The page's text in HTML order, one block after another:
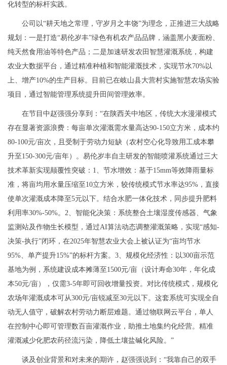
化转型的标杆实践。
公司以“耕天地之常理，守岁月之丰饶”为理念，正推进三大战略
规划：一是打造“易伦岁丰”绿色有机农产品品牌，涵盖黑小麦面粉、
纯天然食用油等特色产品；二是加速研发农田智慧灌溉系统，构建
农业大数据平台，通过精准种植和智能灌溉技术，实现节水70%以
上、增产10%的生产目标。目前已在岐山县大营村实施智慧农场实验
项目，通过智能管理系统提升田间管理效率。
在节目中赵强强分享到：“在陕西关中地区，传统大水漫灌模式
存在显著资源浪费：每亩单次灌溉需水量高达90-150立方米，成本约
80-100元/亩次，且受制于劳动力短缺（农村空心化导致用工成本攀
升至150-300元/亩年）。易伦岁丰自主研发的智能喷灌系统通过三大
技术革新实现颠覆性突破：1、节水增效：基于15mm等效降雨量标
准，将亩均用水量压缩至10立方米，较传统模式节水率达95%，直接
使单次灌溉成本降至5元以下。结合水肥一体化技术，同步提升肥料
利用率30%-50%。2、智能化决策：系统整合土壤湿度传感器、气象
监测站及作物生长模型，通过AI算法动态调整灌溉策略，实现“感知-
决策-执行”闭环，在2025年智慧农业大会上被认证为“亩均节水
95%、单产提升15%”的标杆方案。3、规模化经济性：以300亩示范
基地为例，系统建设成本摊薄至1500元/亩（设计寿命30年，年化成
本50元/亩），仅需3-5年即可回收增量投资。对比传统模式，规模化
农场年灌溉成本可从300元/亩锐减至30元以下。这套系统可实现全自
动无人值守，破解农村劳动力断层难题。通过物联网云平台，单人
在控制中心即可管理数百亩灌溉作业，助推土地集约化经营。精准
灌溉减少化肥农药径流污染，降低土壤盐碱化风险。”
谈及创业背景和对未来的期许，赵强强说到：“我靠自己的双手